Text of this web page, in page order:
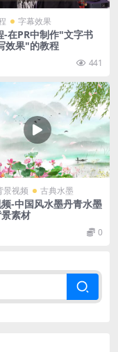
字幕效果
-在PR中制作"文字书
效果"的教程
441
景视频 古典水墨
-中国风水墨丹青水墨
素材
0